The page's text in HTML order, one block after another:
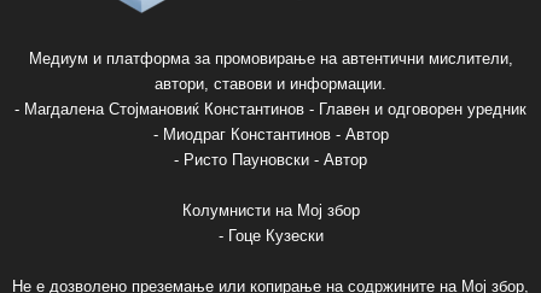
Медиум и платформа за промовирање на автентични мислители,
автори, ставови и информации.
- Магдалена Стојмановиќ Константинов - Главен и одговорен уредник
- Миодраг Константинов - Автор
- Ристо Пауновски - Автор
Колумнисти на Мој збор
- Гоце Кузески
Не е дозволено преземање или копирање на содржините на Мој збор,